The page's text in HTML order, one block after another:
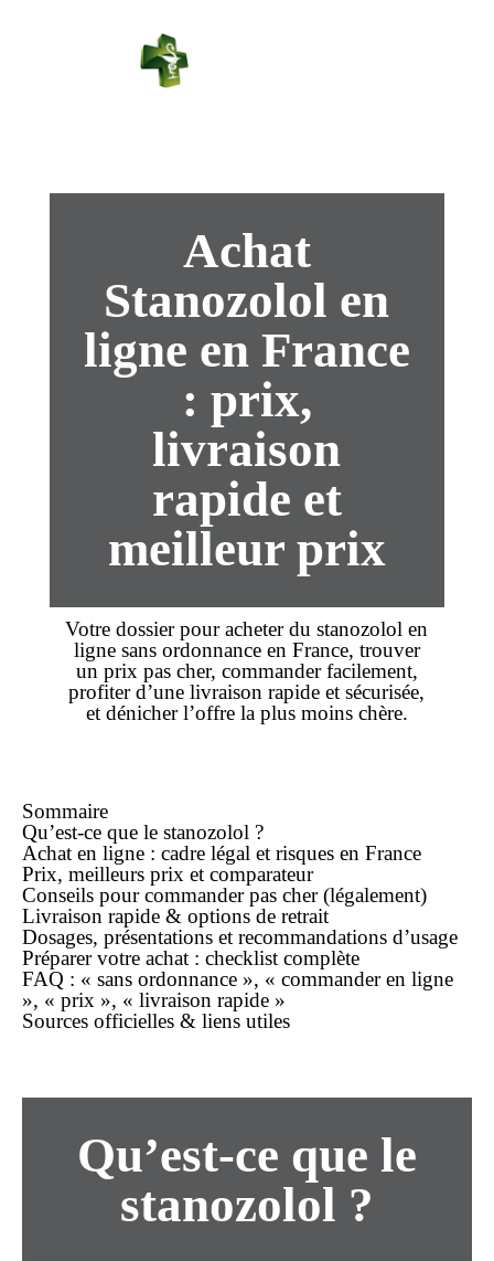
Achat
Stanozolol en
ligne en France
: prix,
livraison
rapide et
meilleur prix
Votre dossier pouracheterdustanozolol en
ligne sans ordonnanceen France, trouver
un prix pas cher, commanderfacilement,
profiter d’unelivraison rapide et sécurisée,
et dénicher l’offre la plus moins chère.
Sommaire
Qu’est-ce que le stanozolol ?
Achat en ligne : cadre légal et risques en France
Prix, meilleurs prix et comparateur
Conseils pour commander pas cher (légalement)
Livraison rapide & options de retrait
Dosages, présentations et recommandations d’usage
Préparer votre achat : checklist complète
FAQ : « sans ordonnance », « commander en ligne
», « prix », « livraison rapide »
Sources officielles & liens utiles
Qu’est-ce que le
stanozolol ?